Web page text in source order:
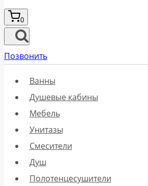
0
Позвонить
Ванны
Душевые кабины
Мебель
Унитазы
Смесители
Душ
Полотенцесушители